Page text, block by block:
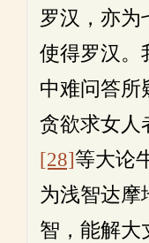
罗汉，亦为
使得罗汉。
中难问答所
贪欲求女人
[28]等大论
为浅智达摩
智，能解大